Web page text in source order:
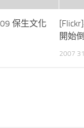
保生文化
開始
2007